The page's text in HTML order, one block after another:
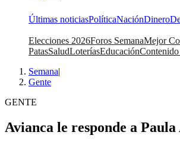
Últimas noticiasPolíticaNaciónDinero
Elecciones 2026Foros SemanaMejor
PatasSaludLoteríasEducación
Semana|
Gente
GENTE
Avianca le responde a